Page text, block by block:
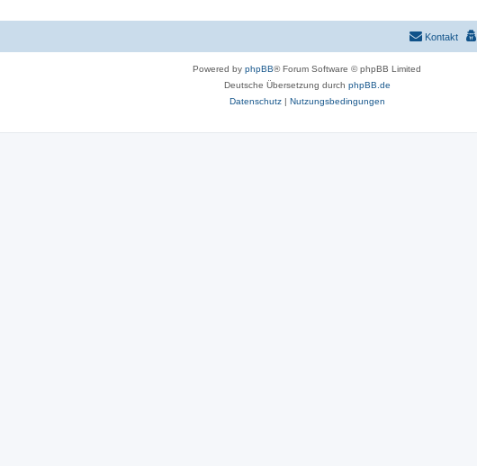
Kontakt
Powered by phpBB® Forum Software © phpBB Limited
Deutsche Übersetzung durch phpBB.de
Datenschutz| Nutzungsbedingungen